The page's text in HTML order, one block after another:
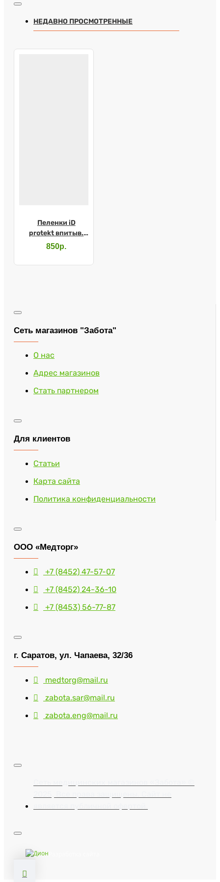
НЕДАВНО ПРОСМОТРЕННЫЕ
Пеленки iD
protekt впитыв.
60х90см №30
850р.
Сеть магазинов "Забота"
О нас
Адрес магазинов
Стать партнером
Для клиентов
Статьи
Карта сайта
Политика конфиденциальности
ООО «Медторг»
+7 (8452) 47-57-07
+7 (8452) 24-36-10
+7 (8453) 56-77-87
г. Саратов, ул. Чапаева, 32/36
medtorg@mail.ru
zabota.sar@mail.ru
zabota.eng@mail.ru